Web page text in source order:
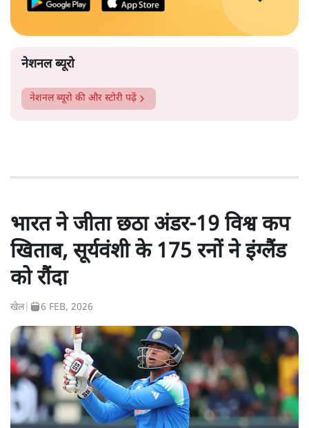
नेशनल ब्यूरो
नेशनल ब्यूरो की और स्टोरी पढ़ें
भारत ने जीता छठा अंडर-19 विश्व कप
खिताब, सूर्यवंशी के 175 रनों ने इंग्लैंड
को रौंदा
खेल| 6 FEB, 2026